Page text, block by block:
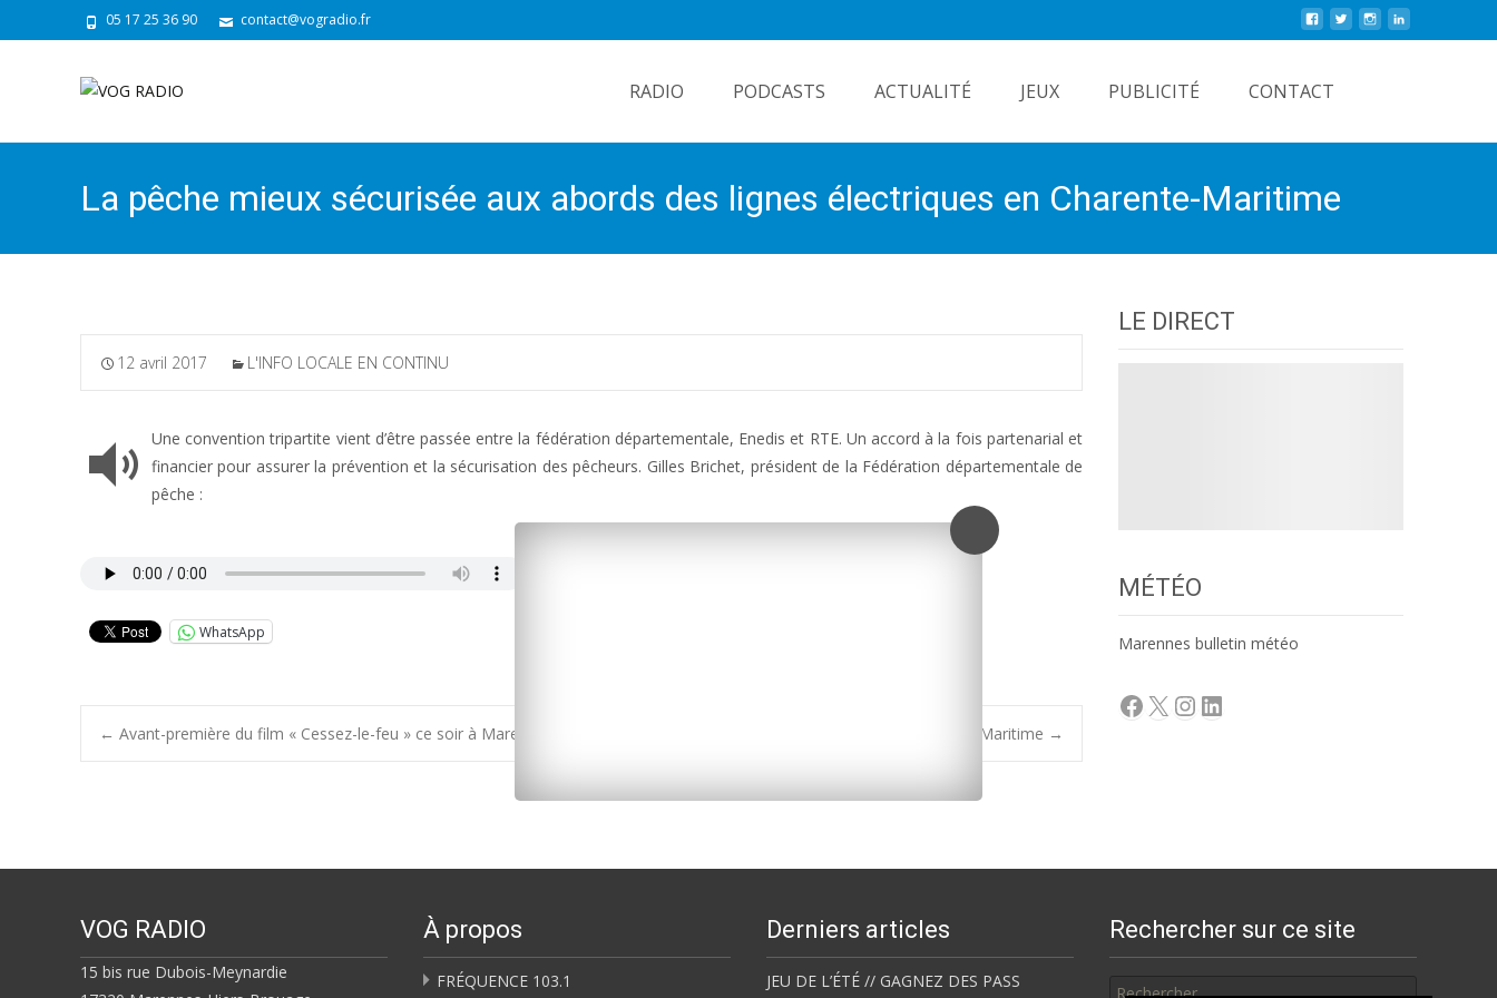
05 17 25 36 90 contact@vogradio.fr
RADIO PODCASTS ACTUALITÉ JEUX PUBLICITÉ CONTACT
La pêche mieux sécurisée aux abords des lignes électriques en Charente-Maritime
12 avril 2017 L'INFO LOCALE EN CONTINU
Une convention tripartite vient d’être passée entre la fédération départementale, Enedis et RTE. Un accord à la fois partenarial et
financier pour assurer la prévention et la sécurisation des pêcheurs. Gilles Brichet, président de la Fédération départementale de
pêche :
WhatsApp
Post
← Avant-première du film « Cessez-le-feu » ce soir à Marennes Premier feu de forêt de la saison en Charente-Maritime →
LE DIRECT
MÉTÉO
Marennes bulletin météo
Facebook
X Instagram
LinkedIn
VOG RADIO
15 bis rue Dubois-Meynardie
À propos
FRÉQUENCE 103.1
Derniers articles
JEU DE L’ÉTÉ // GAGNEZ DES PASS
Rechercher sur ce site